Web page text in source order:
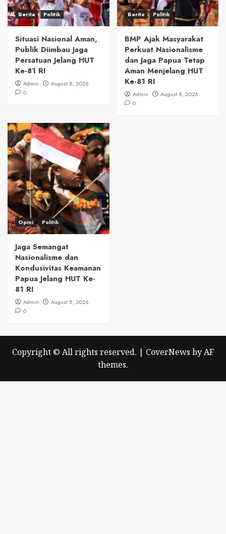
Berita Politik
Situasi Nasional Aman,
Publik Diimbau Jaga
Persatuan Jelang HUT
Ke-81 RI
Admin
August 8, 2026
0
Berita Politik
BMP Ajak Masyarakat
Perkuat Nasionalisme
dan Jaga Papua Tetap
Aman Menjelang HUT
Ke-81 RI
Admin
August 8, 2026
0
Opini Politik
Jaga Semangat
Nasionalisme dan
Kondusivitas Keamanan
Papua Jelang HUT Ke-
81 RI
Admin
August 8, 2026
0
Copyright © All rights reserved. | CoverNews by AF
themes.